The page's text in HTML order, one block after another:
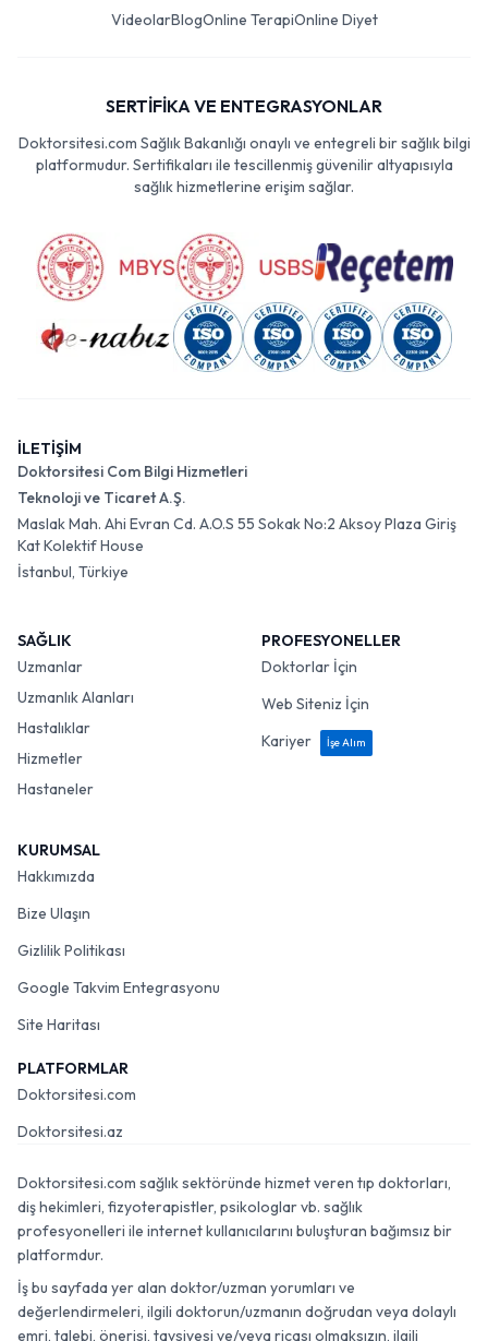
VideolarBlogOnline TerapiOnline Diyet
SERTİFİKA VE ENTEGRASYONLAR
Doktorsitesi.com Sağlık Bakanlığı onaylı ve entegreli bir sağlık bilgi
platformudur. Sertifikaları ile tescillenmiş güvenilir altyapısıyla
sağlık hizmetlerine erişim sağlar.
İLETİŞİM
Doktorsitesi Com Bilgi Hizmetleri
Teknoloji ve Ticaret A.Ş.
Maslak Mah. Ahi Evran Cd. A.O.S 55 Sokak No:2 Aksoy Plaza Giriş
Kat Kolektif House
İstanbul, Türkiye
SAĞLIK
Uzmanlar
Uzmanlık Alanları
Hastalıklar
Hizmetler
Hastaneler
PROFESYONELLER
Doktorlar İçin
Web Siteniz İçin
Kariyer
İşe Alım
KURUMSAL
Hakkımızda
Bize Ulaşın
Gizlilik Politikası
Google Takvim Entegrasyonu
Site Haritası
PLATFORMLAR
Doktorsitesi.com
Doktorsitesi.az
Doktorsitesi.com sağlık sektöründe hizmet veren tıp doktorları,
diş hekimleri, fizyoterapistler, psikologlar vb. sağlık
profesyonelleri ile internet kullanıcılarını buluşturan bağımsız bir
platformdur.
İş bu sayfada yer alan doktor/uzman yorumları ve
değerlendirmeleri, ilgili doktorun/uzmanın doğrudan veya dolaylı
emri, talebi, önerisi, tavsiyesi ve/veya ricası olmaksızın, ilgili